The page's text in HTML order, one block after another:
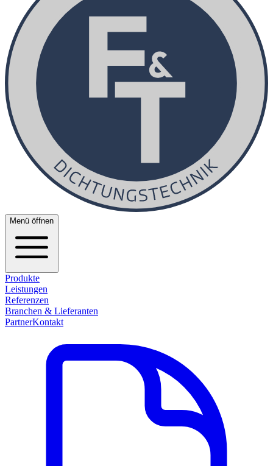
Menü öffnen
Produkte
Leistungen
Referenzen
Branchen & Lieferanten
PartnerKontakt